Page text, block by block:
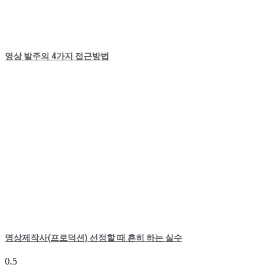
영상 발주의 4가지 접근방법
영상제작사(프로덕션) 선정할 때 흔히 하는 실수